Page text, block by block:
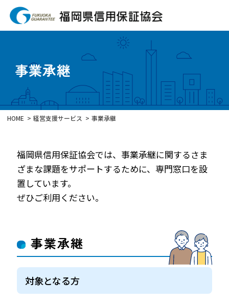
事業承継
HOME 経営支援サービス 事業承継
福岡県信用保証協会では、事業承継に関するさま
ざまな課題をサポートするために、専門窓口を設
置しています。
ぜひご利用ください。
事業承継
対象となる方